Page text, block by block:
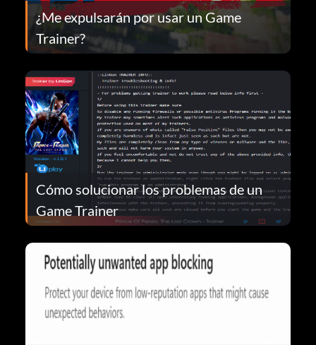
¿Me expulsarán por usar un Game
Trainer?
Cómo solucionar los problemas de un
Game Trainer